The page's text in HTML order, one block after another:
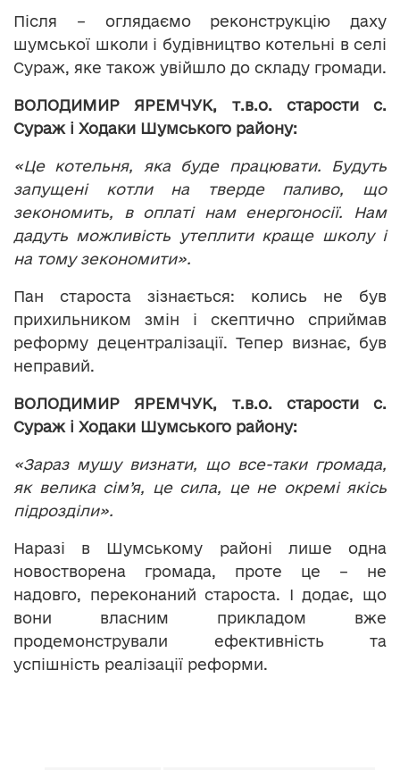
Після – оглядаємо реконструкцію даху
шумської школи і будівництво котельні в селі
Сураж, яке також увійшло до складу громади.
ВОЛОДИМИР ЯРЕМЧУК, т.в.о. старости с.
Сураж і Ходаки Шумського району:
«Це котельня, яка буде працювати. Будуть
запущені котли на тверде паливо, що
зекономить, в оплаті нам енергоносії. Нам
дадуть можливість утеплити краще школу і
на тому зекономити».
Пан староста зізнається: колись не був
прихильником змін і скептично сприймав
реформу децентралізації. Тепер визнає, був
неправий.
ВОЛОДИМИР ЯРЕМЧУК, т.в.о. старости с.
Сураж і Ходаки Шумського району:
«Зараз мушу визнати, що все-таки громада,
як велика сім’я,
це сила, це не окремі якісь
підрозділи».
Наразі в Шумському районі лише одна
новостворена громада, проте це – не
надовго, переконаний староста. І додає, що
вони власним прикладом вже
продемонстрували ефективність та
успішність реалізації реформи.